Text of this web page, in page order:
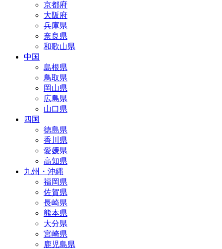
京都府
大阪府
兵庫県
奈良県
和歌山県
中国
島根県
鳥取県
岡山県
広島県
山口県
四国
徳島県
香川県
愛媛県
高知県
九州・沖縄
福岡県
佐賀県
長崎県
熊本県
大分県
宮崎県
鹿児島県